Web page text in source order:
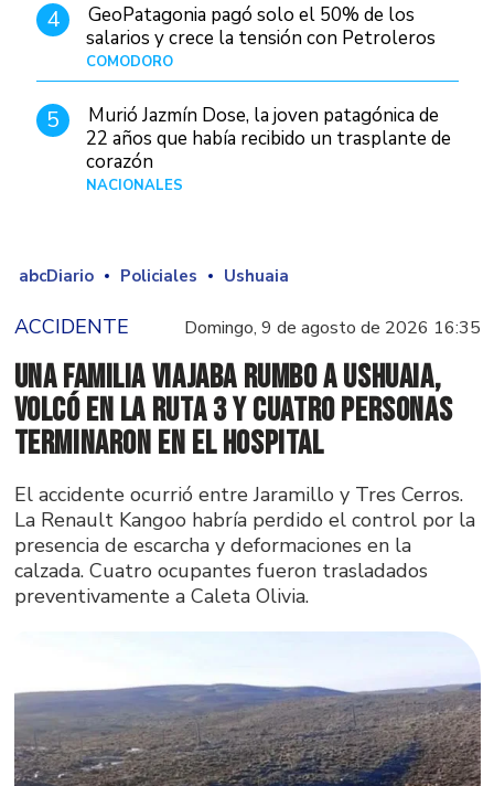
4
GeoPatagonia pagó solo el 50% de los
salarios y crece la tensión con Petroleros
COMODORO
5
Murió Jazmín Dose, la joven patagónica de
22 años que había recibido un trasplante de
corazón
NACIONALES
abcDiario Policiales Ushuaia
ACCIDENTE Domingo, 9 de agosto de 2026 16:35
Una familia viajaba rumbo a Ushuaia,
volcó en la Ruta 3 y cuatro personas
terminaron en el hospital
El accidente ocurrió entre Jaramillo y Tres Cerros.
La Renault Kangoo habría perdido el control por la
presencia de escarcha y deformaciones en la
calzada. Cuatro ocupantes fueron trasladados
preventivamente a Caleta Olivia.